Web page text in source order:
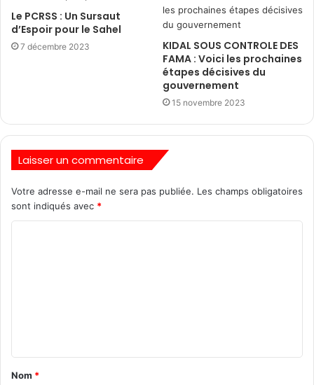
Le PCRSS : Un Sursaut
d’Espoir pour le Sahel
7 décembre 2023
KIDAL SOUS CONTROLE DES
FAMA : Voici les prochaines
étapes décisives du
gouvernement
15 novembre 2023
Laisser un commentaire
Votre adresse e-mail ne sera pas publiée. Les champs obligatoires
sont indiqués avec *
Nom *